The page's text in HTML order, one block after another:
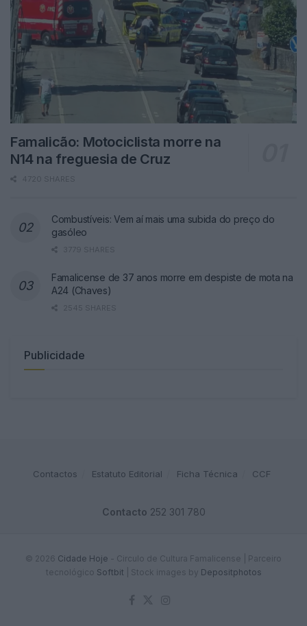
Famalicão: Motociclista morre na
N14 na freguesia de Cruz
4720 SHARES
Combustíveis: Vem aí mais uma subida do preço do
gasóleo
3779 SHARES
Famalicense de 37 anos morre em despiste de mota na
A24 (Chaves)
2545 SHARES
Publicidade
Contactos Estatuto Editorial Ficha Técnica CCF
Contacto 252 301 780
© 2026 Cidade Hoje - Circulo de Cultura Famalicense | Parceiro
tecnológico Softbit Stock images by Depositphotos